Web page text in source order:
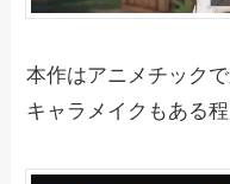
本作はアニメチック
キャラメイクもある程